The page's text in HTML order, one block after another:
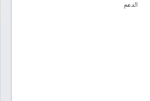
الدعم